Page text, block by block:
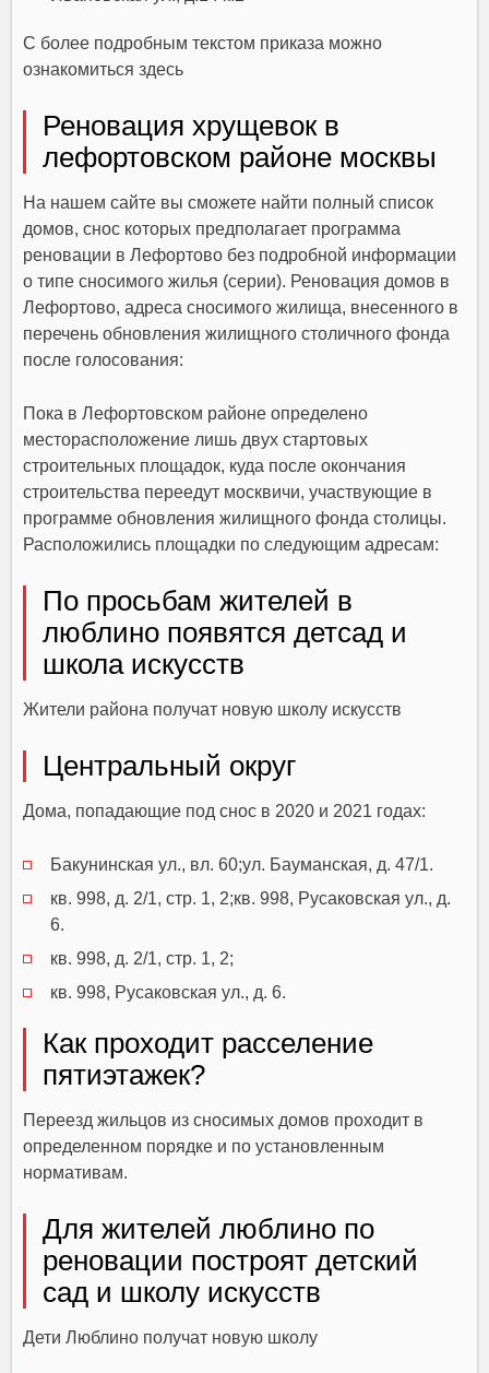
С более подробным текстом приказа можно
ознакомиться здесь
Реновация хрущевок в
лефортовском районе москвы
На нашем сайте вы сможете найти полный список
домов, снос которых предполагает программа
реновации в Лефортово без подробной информации
о типе сносимого жилья (серии). Реновация домов в
Лефортово, адреса сносимого жилища, внесенного в
перечень обновления жилищного столичного фонда
после голосования:
Пока в Лефортовском районе определено
месторасположение лишь двух стартовых
строительных площадок, куда после окончания
строительства переедут москвичи, участвующие в
программе обновления жилищного фонда столицы.
Расположились площадки по следующим адресам:
По просьбам жителей в
люблино появятся детсад и
школа искусств
Жители района получат новую школу искусств
Центральный округ
Дома, попадающие под снос в 2020 и 2021 годах:
Бакунинская ул., вл. 60;ул. Бауманская, д. 47/1.
кв. 998, д. 2/1, стр. 1, 2;кв. 998, Русаковская ул., д.
6.
кв. 998, д. 2/1, стр. 1, 2;
кв. 998, Русаковская ул., д. 6.
Как проходит расселение
пятиэтажек?
Переезд жильцов из сносимых домов проходит в
определенном порядке и по установленным
нормативам.
Для жителей люблино по
реновации построят детский
сад и школу искусств
Дети Люблино получат новую школу